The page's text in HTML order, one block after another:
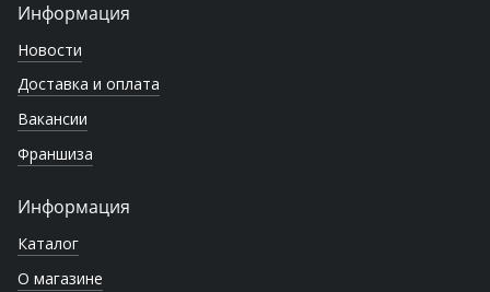
Информация
Новости
Доставка и оплата
Вакансии
Франшиза
Информация
Каталог
О магазине